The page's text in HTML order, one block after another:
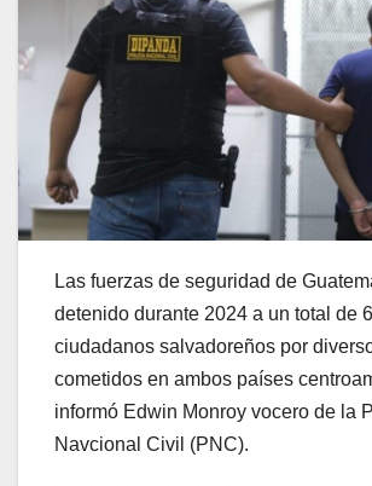
Las fuerzas de seguridad de
detenido durante 2024 a un total de
ciudadanos salvadoreños por
cometidos en ambos países
informó Edwin Monroy vocero de la
Navcional Civil (PNC).